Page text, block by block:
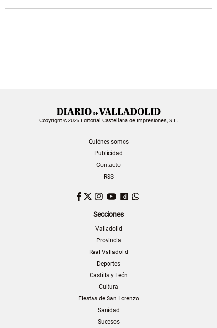
Copyright ©2026 Editorial Castellana de Impresiones, S.L.
Quiénes somos
Publicidad
Contacto
RSS
Facebook
TwitterInstagram
YouTubeDailymotion
Secciones
Valladolid
Provincia
Real Valladolid
Deportes
Castilla y León
Cultura
Fiestas de San Lorenzo
Sanidad
Sucesos